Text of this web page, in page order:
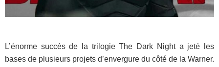
L’énorme succès de la trilogie The Dark Night a jeté les
bases de plusieurs projets d’envergure du côté de la Warner.